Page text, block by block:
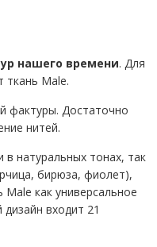
нашего времени. Для
ткань Male.
фактуры. Достаточно
нитей.
натуральных тонах, так
бирюза, фиолет),
Male как универсальное
входит 21